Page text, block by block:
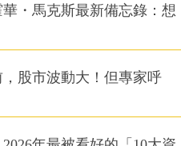
・馬克斯最新備忘錄：想
股市波動大！但專家呼